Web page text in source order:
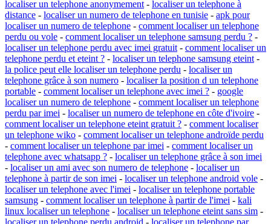
localiser un telephone anonymement - localiser un telephone à
distance - localiser un numero de telephone en tunisie - apk pour
localiser un numero de telephone - comment localiser un telephone
perdu ou vole - comment localiser un telephone samsung perdu ? -
localiser un telephone perdu avec imei gratuit - comment localiser un
telephone perdu et eteint ? - localiser un telephone samsung eteint -
la police peut elle localiser un telephone perdu - localiser un
telephone grâce à son numero - localiser la position d un telephone
portable - comment localiser un telephone avec imei ? - google
localiser un numero de telephone - comment localiser un telephone
perdu par imei - localiser un numero de telephone en côte d'ivoire -
comment localiser un telephone eteint gratuit ? - comment localiser
un telephone wiko - comment localiser un telephone androïde perdu
- comment localiser un telephone par imei - comment localiser un
telephone avec whatsapp ? - localiser un telephone grâce à son imei
- localiser un ami avec son numero de telephone - localiser un
telephone à partir de son imei - localiser un telephone android vole -
localiser un telephone avec l'imei - localiser un telephone portable
samsung - comment localiser un telephone à partir de l'imei - kali
linux localiser un telephone - localiser un telephone eteint sans sim -
localiser un telephone perdu android - localiser un telephone par